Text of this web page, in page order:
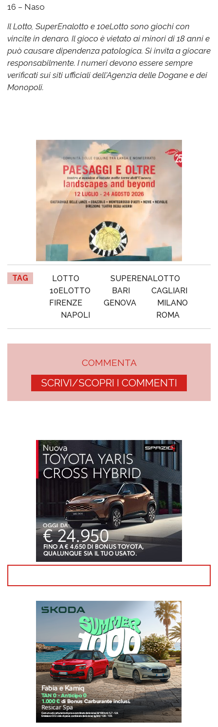
16 – Naso
Il Lotto, SuperEnalotto e 10eLotto sono giochi con
vincite in denaro. Il gioco è vietato ai minori di 18 anni e
può causare dipendenza patologica. Si invita a giocare
responsabilmente. I numeri devono essere sempre
verificati sui siti ufficiali dell'Agenzia delle Dogane e dei
Monopoli.
TAG LOTTO
SUPERENALOTTO
10ELOTTO
BARI
CAGLIARI
FIRENZE
GENOVA
MILANO
NAPOLI
ROMA
COMMENTA
SCRIVI/SCOPRI I COMMENTI